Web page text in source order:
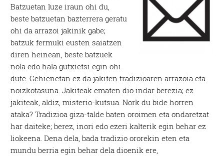
Batzuetan luze iraun ohi du,
beste batzuetan bazterrera geratu
ohi da arrazoi jakinik gabe;
batzuk fermuki eusten saiatzen
diren heinean, beste batzuek
nola edo hala gutxietsi egin ohi
dute. Gehienetan ez da jakiten tradizioaren arrazoia eta
noizkotasuna. Jakiteak ematen dio indar berezia; ez
jakiteak, aldiz, misterio-kutsua. Nork du bide horren
ataka? Tradizioa giza-talde baten oroimen eta ondaretzat
har daiteke; berez, inori edo ezeri kalterik egin behar ez
liokeena. Dena dela, bada tradizio ororekin eten eta
mundu berria egin behar dela dioenik ere,